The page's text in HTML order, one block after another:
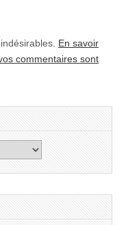
En savoir
commentaires sont